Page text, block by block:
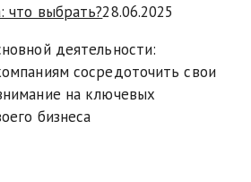
что выбрать?28.06.2025
деятельности:
сосредоточить свои
на ключевых
бизнеса